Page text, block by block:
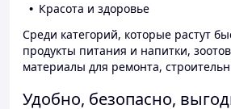
Красота и здоровье
Среди категорий, которые растут
продукты питания и напитки,
материалы для ремонта,
Удобно, безопасно,